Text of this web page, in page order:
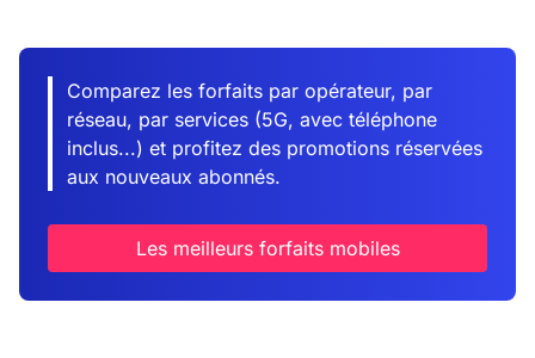
Comparez les forfaits par opérateur, par
réseau, par services (5G, avec téléphone
inclus...) et profitez des promotions réservées
aux nouveaux abonnés.
Les meilleurs forfaits mobiles